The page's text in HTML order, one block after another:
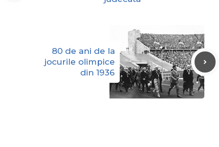
80 de ani de la
jocurile olimpice
din 1936